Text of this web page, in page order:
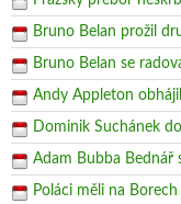
Bruno Belan prožil
Bruno Belan se
Andy Appleton
Dominik Suchánek
Adam Bubba Bednář
Poláci měli na Borech